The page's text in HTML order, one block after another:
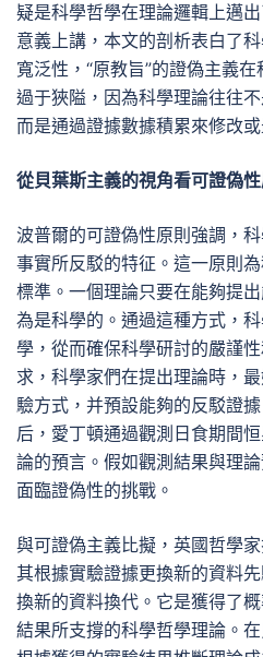
疑是科學哲學在理論邏輯上邁
意義上講，本文的剖析表白了
寬泛性，“原教旨”的證偽主義
過于狹隘，因為科學理論往往
而是通過證據數據積累來修改
從貝葉斯主義的視角看可證偽性
波普爾的可證偽性原則強調，
事實所反駁的特征。這一原則
標準。一個理論只要在能夠提
為是科學的。通過這種方式，
學，從而確保科學研討的嚴謹
求，科學家們在提出理論時，
驗方式，并預設能夠的反駁證
后，愛丁頓通過觀測日食期間
論的預言。假如觀測結果與理
面臨證偽性的挑戰。
與可證偽主義比擬，英國哲學
其根據實驗證據更換新的資料
換新的資料換代。它是獲得了
結果所支撐的科學哲學理論。